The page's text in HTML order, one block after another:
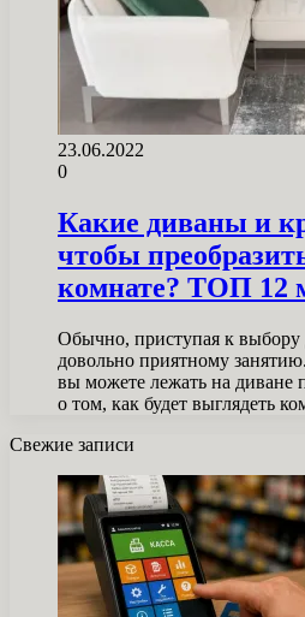
23.06.2022
0
Какие диваны и
чтобы
комнате? ТОП 12
Обычно, приступая к выбору
довольно приятному
вы можете лежать на диване
о том, как будет выглядеть
Свежие записи